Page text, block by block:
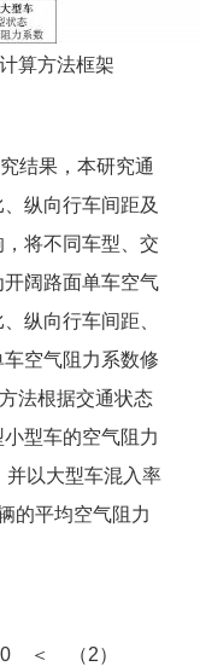
算方法框架
结果，本研究通
纵向行车间距及
将不同车型、交
阔路面单车空气
纵向行车间距、
空气阻力系数修
法根据交通状态
型车的空气阻力
并以大型车混入率
的平均空气阻力
＜ （2）